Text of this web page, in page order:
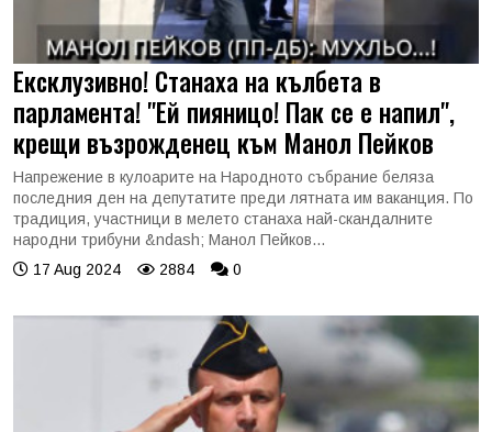
Ексклузивно! Станаха на кълбета в
парламента! "Ей пияницо! Пак се е напил",
крещи възрожденец към Манол Пейков
Напрежение в кулоарите на Народното събрание беляза
последния ден на депутатите преди лятната им ваканция. По
традиция, участници в мелето станаха най-скандалните
народни трибуни &ndash; Манол Пейков...
17 Aug 2024
2884 0